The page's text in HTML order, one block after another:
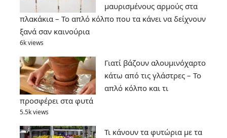
μαυρισμένους αρμούς στα
πλακάκια – Το απλό κόλπο που τα κάνει να δείχνουν
ξανά σαν καινούρια
6k views
Γιατί βάζουν αλουμινόχαρτο
κάτω από τις γλάστρες – Το
απλό κόλπο και τι
προσφέρει στα φυτά
5.5k views
Τι κάνουν τα φυτώρια με τα